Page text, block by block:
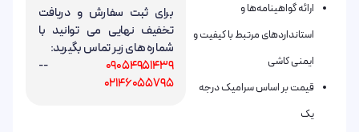
ارائه گواهینامه‌ها و
استانداردهای مرتبط با کیفیت و
ایمنی کاشی
قیمت بر اساس سرامیک درجه
یک
برای ثبت سفارش و دریافت
تخفیف نهایی می توانید با
شماره های زیر تماس بگیرید:
09054951439
--
02146055795